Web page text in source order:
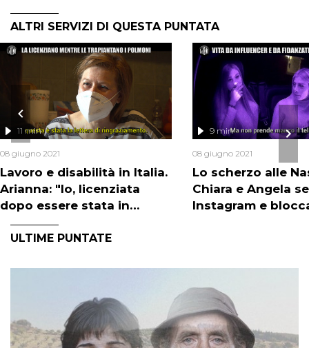
ALTRI SERVIZI DI QUESTA PUNTATA
Lavoro e disabilità in Italia.
Arianna: "Io, licenziata
dopo essere stata in
coma"
11 min
08 giugno 2021
Lo scherzo alle
Chiara e Angela
Instagram e
9 min
08 giugno 2021
ULTIME PUNTATE